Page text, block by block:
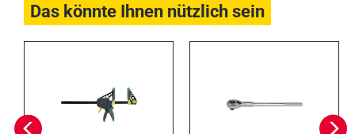
Das könnte Ihnen nützlich sein